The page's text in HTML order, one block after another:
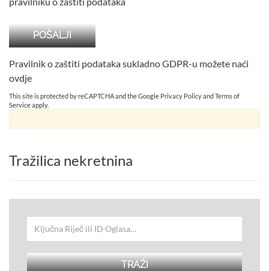
Pravilnik o zaštiti podataka sukladno GDPR-u možete naći
ovdje
This site is protected by reCAPTCHA and the Google Privacy Policy andTerms of
Service apply.
Tražilica nekretnina